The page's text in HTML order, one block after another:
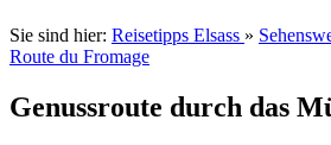
Sie sind hier: Reisetipps Elsass »
Route du Fromage
Genussroute durch das